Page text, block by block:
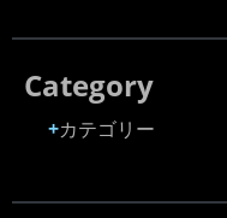
Category
カテゴリー